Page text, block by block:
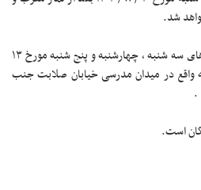
شد.
مراسم سوم و هفته آن فقيد در روزهای سه شنبه ، چهارشنبه و پنج شنبه مورخ ۱۳
واقع در میدان مدرسی خیابان صلابت جنب
است.